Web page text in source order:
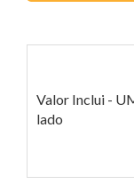
Valor Inclui -
lado